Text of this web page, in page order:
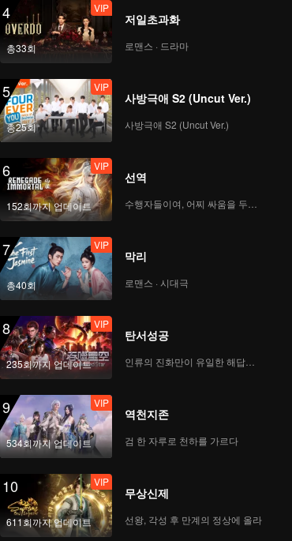
4
총33회
VIP
저일초과화
로맨스 · 드라마
5
총25회
VIP
사방극애 S2 (Uncut Ver.)
사방극애 S2 (Uncut Ver.)
6
152회까지 업데이트
VIP
선역
7
총40회
VIP
막리
로맨스 · 시대극
8
235회까지 업데이트
VIP
탄서성공
인류의 진화만이 유일한 해답이다
9
534회까지 업데이트
VIP
역천지존
검 한 자루로 천하를 가르다
10
611회까지 업데이트
VIP
무상신제
선왕, 각성 후 만계의 정상에 올라